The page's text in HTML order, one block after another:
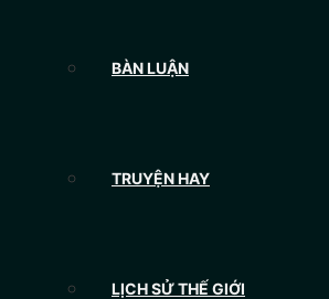
BÀN LUẬN
TRUYỆN HAY
LỊCH SỬ THẾ GIỚI